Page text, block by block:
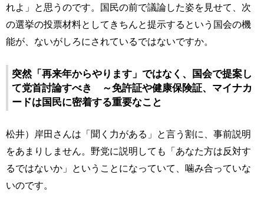
れよ」と思うのです。国民の前で議論した姿を見せて、次
の選挙の投票材料としてきちんと提示するという国会の機
能が、ないがしろにされているではないですか。
突然「再来年からやります」ではなく、国会で提案し
て党首討論すべき ～免許証や健康保険証、マイナカ
ードは国民に密着する重要なこと
松井）岸田さんは「聞く力がある」と言う割に、事前説明
をあまりしません。野党に説明しても「あなた方は反対す
るではないか」ということになっていて、噛み合っていな
いのです。